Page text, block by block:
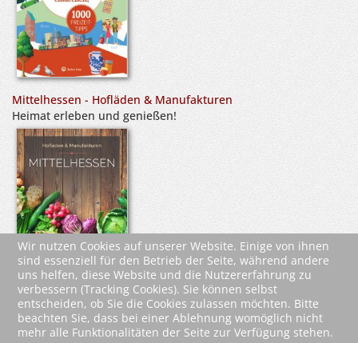
Mittelhessen - Hofläden & Manufakturen
Heimat erleben und genießen!
Wir nutzen Cookies auf unserer Website. Einige von ihnen
sind essenziell für den Betrieb der Seite, während andere
uns helfen, diese Website und die Nutzererfahrung zu
verbessern (Tracking Cookies). Sie können selbst
entscheiden, ob Sie die Cookies zulassen möchten. Bitte
beachten Sie, dass bei einer Ablehnung womöglich nicht
mehr alle Funktionalitäten der Seite zur Verfügung stehen.